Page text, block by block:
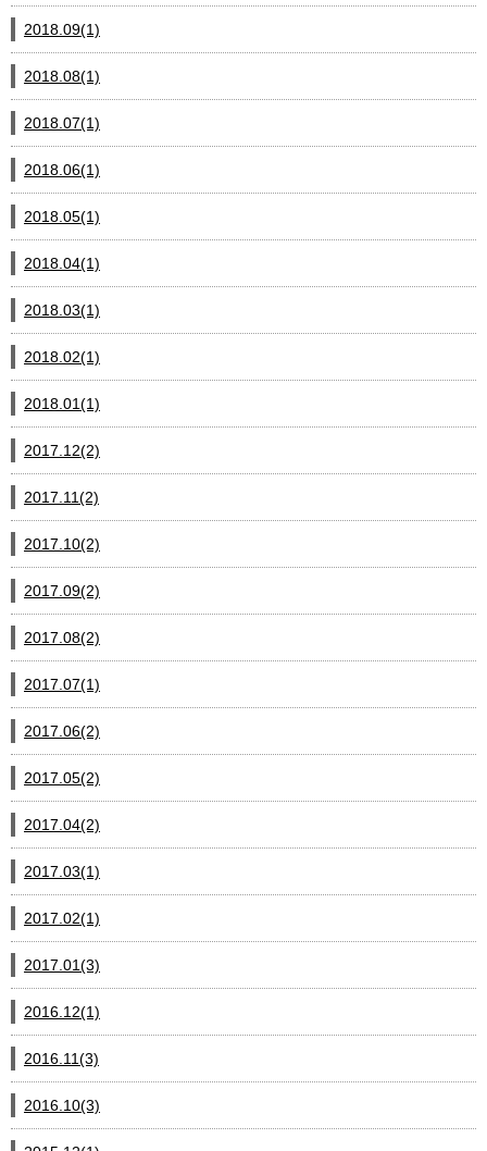
2018.09(1)
2018.08(1)
2018.07(1)
2018.06(1)
2018.05(1)
2018.04(1)
2018.03(1)
2018.02(1)
2018.01(1)
2017.12(2)
2017.11(2)
2017.10(2)
2017.09(2)
2017.08(2)
2017.07(1)
2017.06(2)
2017.05(2)
2017.04(2)
2017.03(1)
2017.02(1)
2017.01(3)
2016.12(1)
2016.11(3)
2016.10(3)